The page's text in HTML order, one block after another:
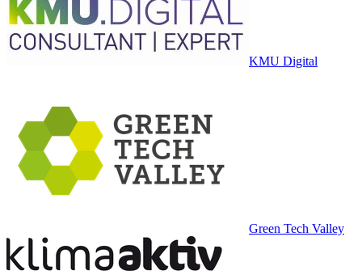
KMU Digital
Green Tech Valley